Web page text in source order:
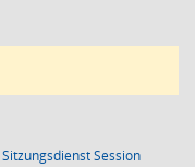
SitzungsdienstSession(Wird in